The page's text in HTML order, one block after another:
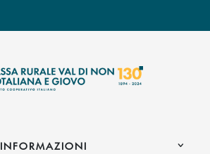
INFORMAZIONI